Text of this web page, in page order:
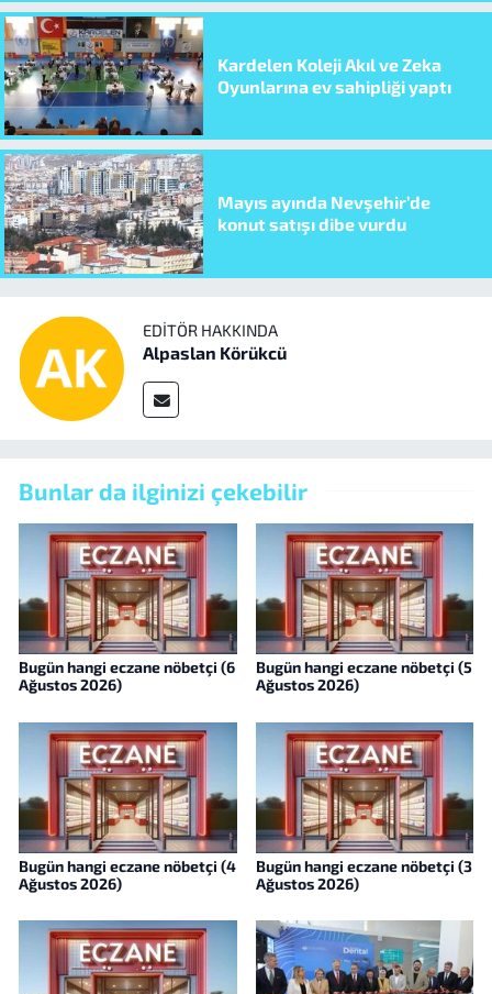
Kardelen Koleji Akıl ve Zeka
Oyunlarına ev sahipliği yaptı
Mayıs ayında Nevşehir’de
konut satışı dibe vurdu
EDITÖR HAKKINDA
Alpaslan Körükcü
Bunlar da ilginizi çekebilir
Bugün hangi eczane nöbetçi (6
Ağustos 2026)
Bugün hangi eczane nöbetçi (5
Ağustos 2026)
Bugün hangi eczane nöbetçi (4
Ağustos 2026)
Bugün hangi eczane nöbetçi (3
Ağustos 2026)